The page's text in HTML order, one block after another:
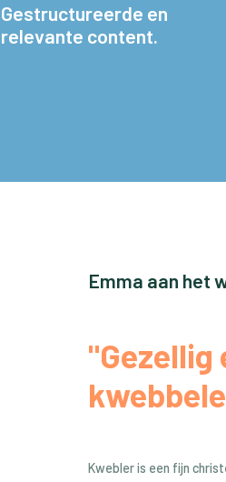
Gestructureerde en
relevante content.
Emma aan het
"Gezellig
Kwebler is een fijn